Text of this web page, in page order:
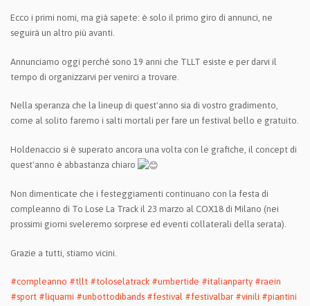
Ecco i primi nomi, ma già sapete: è solo il primo giro di annunci, ne
seguirà un altro più avanti.
Annunciamo oggi perché sono 19 anni che TLLT esiste e per darvi il
tempo di organizzarvi per venirci a trovare.
Nella speranza che la lineup di quest'anno sia di vostro gradimento,
come al solito faremo i salti mortali per fare un festival bello e gratuito.
Holdenaccio si è superato ancora una volta con le grafiche, il concept di
quest'anno è abbastanza chiaro
Non dimenticate che i festeggiamenti continuano con la festa di
compleanno di To Lose La Track il 23 marzo al COX18 di Milano (nei
prossimi giorni sveleremo sorprese ed eventi collaterali della serata).
Grazie a tutti, stiamo vicini.
#compleanno #tllt #toloselatrack #umbertide #italianparty #raein
#sport #liquami #unbottodibands #festival #festivalbar #vinili #piantini